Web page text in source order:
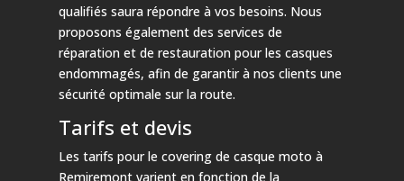
qualifiés saura répondre à vos besoins. Nous
proposons également des services de
réparation et de restauration pour les casques
endommagés, afin de garantir à nos clients une
sécurité optimale sur la route.
Tarifs et devis
Les tarifs pour le covering de casque moto à
Remiremont varient en fonction de la